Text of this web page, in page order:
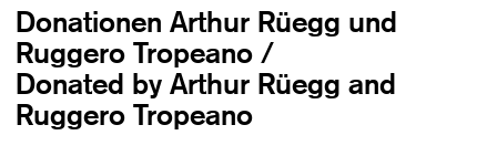
Donationen Arthur Rüegg und
Ruggero Tropeano /
Donated by Arthur Rüegg and
Ruggero Tropeano